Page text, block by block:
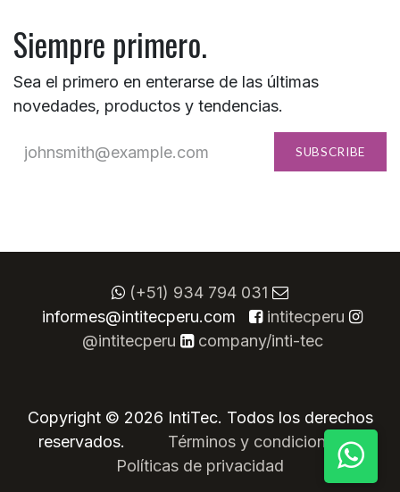
Siempre primero.
Sea el primero en enterarse de las últimas
novedades, productos y tendencias.
SUBSCRIBE
(+51) 934 794 031
informes@intitecperu.com
intitecperu
@intitecperu
company/inti-tec
Copyright © 2026 IntiTec. Todos los derechos
reservados.
​Términos y condiciones
Políticas de privacidad